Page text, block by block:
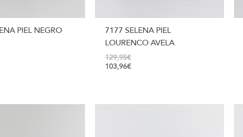
PIEL NEGRO
7177 SELENA PIEL
LOURENCO AVELA
129,95€
103,96€